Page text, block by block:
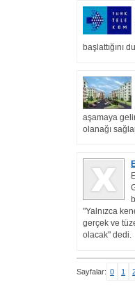
başlattığını
aşamaya
olanağı
"Yalnızca
gerçek ve
olacak" dedi.
Sayfalar: 0 1